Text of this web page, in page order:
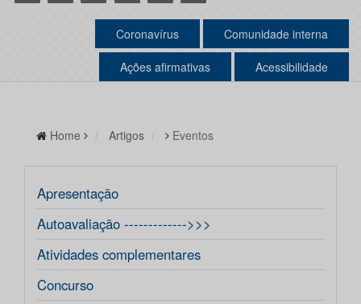
Coronavírus Comunidade interna
Ações afirmativas Acessibilidade
Home Artigos Eventos
Apresentação
Autoavaliação ------------->>>
Atividades complementares
Concurso